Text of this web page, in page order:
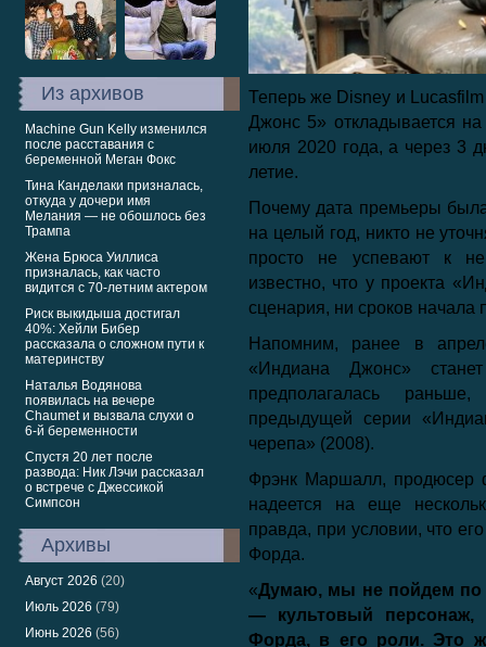
Из архивов
Machine Gun Kelly изменился
после расставания с
беременной Меган Фокс
Тина Канделаки призналась,
откуда у дочери имя
Мелания — не обошлось без
Трампа
Жена Брюса Уиллиса
призналась, как часто
видится с 70-летним актером
Риск выкидыша достигал
40%: Хейли Бибер
рассказала о сложном пути к
материнству
Наталья Водянова
появилась на вечере
Chaumet и вызвала слухи о
6-й беременности
Спустя 20 лет после
развода: Ник Лэчи рассказал
о встрече с Джессикой
Симпсон
Архивы
Август 2026 (20)
Июль 2026 (79)
Июнь 2026 (56)
Теперь же Disney и
Джонс 5» откладывается
июля 2020 года, а через 3
летие.
Почему дата премьеры
на целый год, никто не
просто не успевают к
известно, что у проекта
сценария, ни сроков начала
Напомним, ранее в
«Индиана Джонс»
предполагалась
предыдущей серии
черепа» (2008).
Фрэнк Маршалл, продюсер
надеется на еще
правда, при условии, что
Форда.
«Думаю, мы не пойдем по
— культовый персонаж,
Форда, в его роли. Это